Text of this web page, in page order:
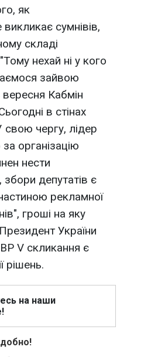
як
викликає сумнівів,
складі
нехай ні у кого
зайвою
Кабмін
в стінах
свою чергу, лідер
організацію
нести
збори депутатів є
рекламної
гроші на яку
України
V скликання є
рішень.
на наши